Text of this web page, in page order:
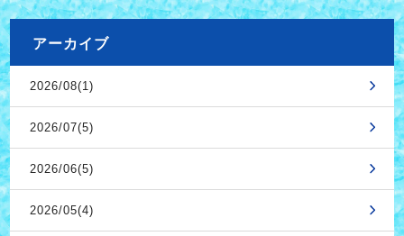
アーカイブ
2026/08(1)
2026/07(5)
2026/06(5)
2026/05(4)